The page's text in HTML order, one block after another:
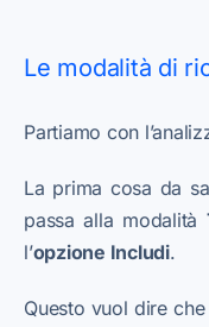
Le modalità di
Partiamo con
La prima cosa da
passa alla modalità
l’opzione Includi.
Questo vuol dire